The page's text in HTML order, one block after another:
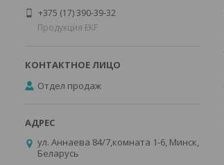
+375 (17) 390-39-32
Продукция EKF
Отдел продаж
ул. Аннаева 84/7,комната 1-6, Минск,
Беларусь